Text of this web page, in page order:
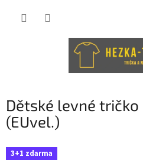
Dětské levné
(EUvel.)
3+1 zdarma